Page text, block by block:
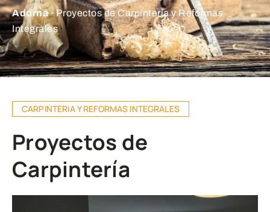
Proyectos
Empresa
Adorna ·Proyectos de Carpintería y Reformas
Integrales
CARPINTERIA Y REFORMAS INTEGRALES
Proyectos de
Carpintería